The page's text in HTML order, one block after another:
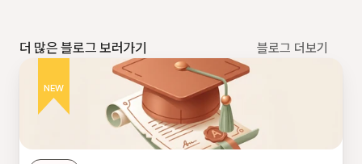
더 많은 블로그 보러가기 블로그 더보기
NEW